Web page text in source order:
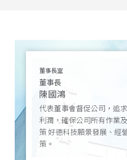
董事長室
董事長
陳國鴻
代表董事會督促公司，追
利潤，確保公司所有作業
策 好德科技願景發展、經
策。